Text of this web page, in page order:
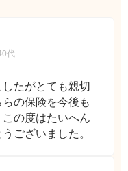
代
たがとても親切
の保険を今後も
の度はたいへん
ございました。